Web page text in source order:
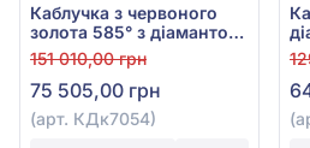
Каблучка з червоного
золота 585° з діамантом
0,55ct, арт. КДк7054
151 010,00 грн
75 505,00 грн
(арт. КДк7054)